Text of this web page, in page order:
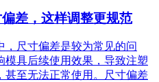
差，这样调整更规范
，尺寸偏差是较为常见的问
模具后续使用效果，导致注塑
甚至无法正常使用。尺寸偏差